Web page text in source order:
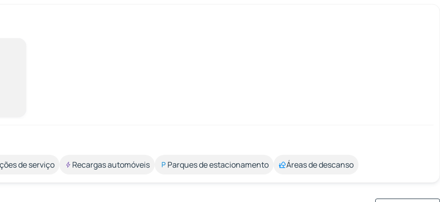
de serviço Recargas automóveis Parques de estacionamento Áreas de descanso